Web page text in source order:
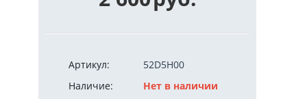
Артикул:
52D5H00
Наличие:
Нет в наличии